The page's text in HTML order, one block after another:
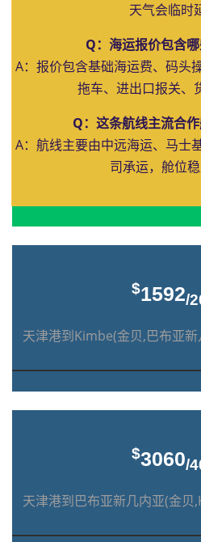
天气会临时
Q：海运报价包含哪
A：报价包含基础海运费、码头
拖车、进出口报关、
Q：这条航线主流合作
A：航线主要由中远海运、马士
司承运，舱位稳
$1592/
天津港到Kimbe(金贝,巴布亚
$3060/
天津港到巴布亚新几内亚(金